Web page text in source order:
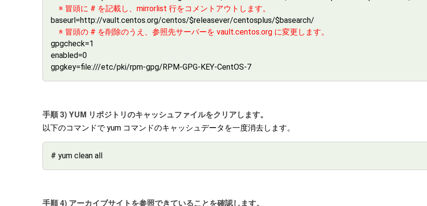
※ 冒頭に # を記載し、mirrorlist 行をコメントアウトします。
baseurl=http://vault.centos.org/centos/$releasever/centosplus/$basearch/
※ 冒頭の # を削除のうえ、参照先サーバーを vault.centos.org に変更します。
gpgcheck=1
enabled=0
gpgkey=file:///etc/pki/rpm-gpg/RPM-GPG-KEY-CentOS-7
手順 3) YUM リポジトリのキャッシュファイルをクリアします。
以下のコマンドで yum コマンドのキャッシュデータを一度消去します。
# yum clean all
手順 4) アーカイブサイトを参照できていることを確認します。